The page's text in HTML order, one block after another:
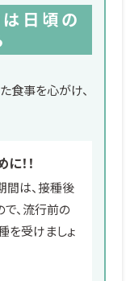
日頃の
食事を心がけ、
！！
間は、接種後
、流行前の
を受けましょ